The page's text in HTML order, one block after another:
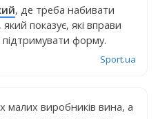
, де треба набивати
показує, які вправи
форму.
Sport.ua
малих виробників вина, а